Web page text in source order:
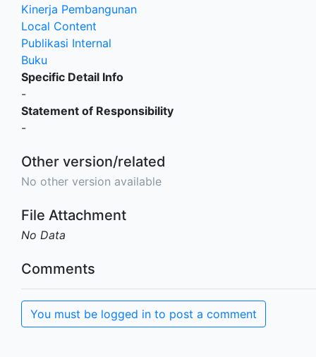
Kinerja Pembangunan
Local Content
Publikasi Internal
Buku
Specific Detail Info
-
Statement of Responsibility
-
Other version/related
No other version available
File Attachment
No Data
Comments
You must be logged in to post a comment